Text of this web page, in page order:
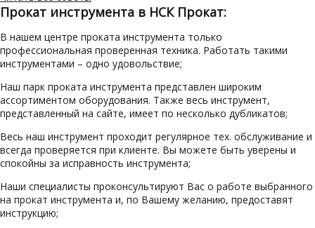
Прокат инструмента в НСК Прокат:
В нашем центре проката инструмента только
профессиональная проверенная техника. Работать такими
инструментами – одно удовольствие;
Наш парк проката инструмента представлен широким
ассортиментом оборудования. Также весь инструмент,
представленный на сайте, имеет по несколько дубликатов;
Весь наш инструмент проходит регулярное тех. обслуживание и
всегда проверяется при клиенте. Вы можете быть уверены и
спокойны за исправность инструмента;
Наши специалисты проконсультируют Вас о работе выбранного
на прокат инструмента и, по Вашему желанию, предоставят
инструкцию;